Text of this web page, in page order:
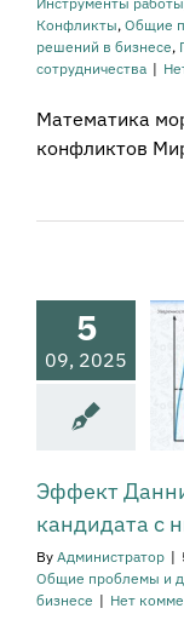
Конфликты, Общие
решений в бизнесе,
сотрудничества |
Математика
конфликтов
5
09, 2025
как
уровнем
Общие
и диагностика
Принятие
в бизнесе
Эффект
кандидата с
By Администратор |
Общие проблемы и
бизнесе | Нет